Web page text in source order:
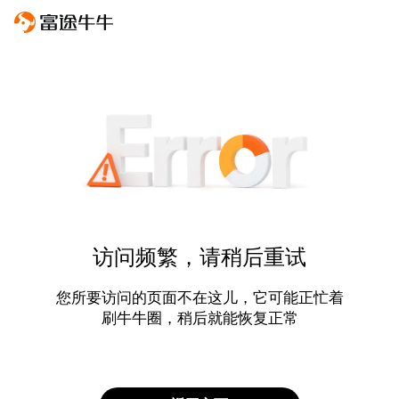
访问频繁，请稍后重试
您所要访问的页面不在这儿，它可能正忙着
刷牛牛圈，稍后就能恢复正常